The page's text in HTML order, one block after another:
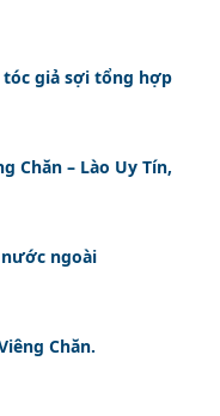
giả sợi tổng hợp
Chăn – Lào Uy Tín,
ngoài
Chăn.